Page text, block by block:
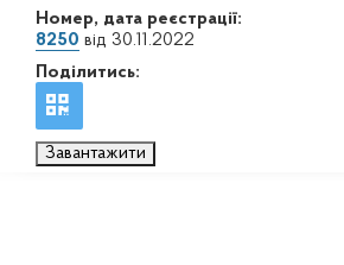
Номер, дата реєстрації:
8250 від 30.11.2022
Поділитись:
Завантажити